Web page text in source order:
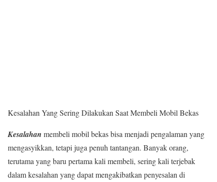
Kesalahan Yang Sering Dilakukan Saat Membeli Mobil Bekas
Kesalahan membeli mobil bekas bisa menjadi pengalaman yang
mengasyikkan, tetapi juga penuh tantangan. Banyak orang,
terutama yang baru pertama kali membeli, sering kali terjebak
dalam kesalahan yang dapat mengakibatkan penyesalan di